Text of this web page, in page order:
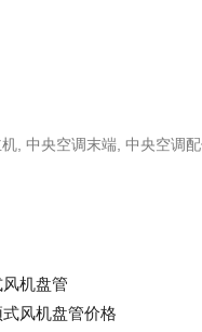
, 中央空调末端, 中央空调
机盘管
风机盘管价格